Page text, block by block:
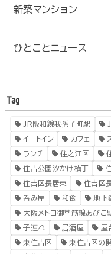
新築マンション
ひとことニュース
Tag
JR阪和線我孫子町駅
イートイン カフェ
ランチ 住之江区
住吉公園汐かけ横丁
住吉区長居東 住吉区
呑み屋 和食 地下
大阪メトロ御堂筋線あびこ
子連れ 居酒屋 屋
東住吉区 東住吉区の